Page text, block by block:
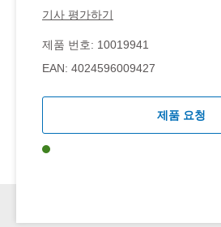
기사 평가하기
제품 번호: 10019941
EAN: 4024596009427
제품 요청